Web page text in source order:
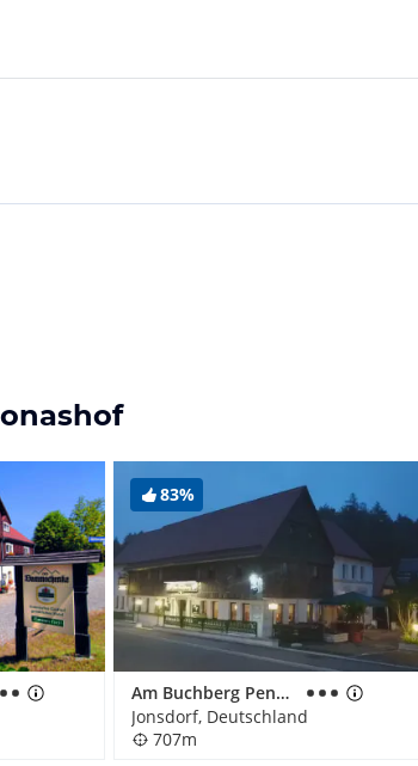
83%
Am Buchberg Pension
Jonsdorf, Deutschland
707m